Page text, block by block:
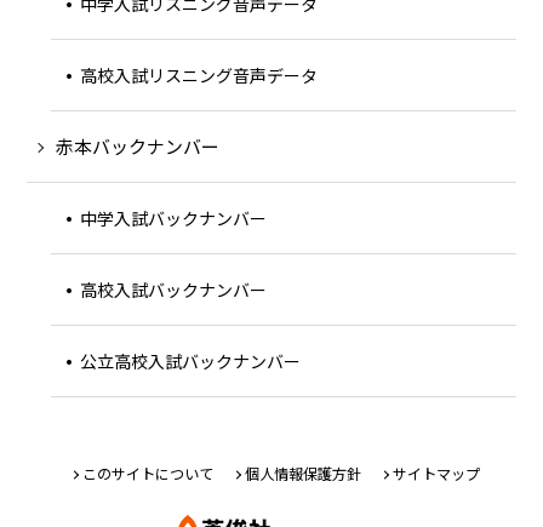
高校入試リスニング音声データ
赤本バックナンバー
中学入試バックナンバー
高校入試バックナンバー
公立高校入試バックナンバー
このサイトについて 個人情報保護方針 サイトマップ